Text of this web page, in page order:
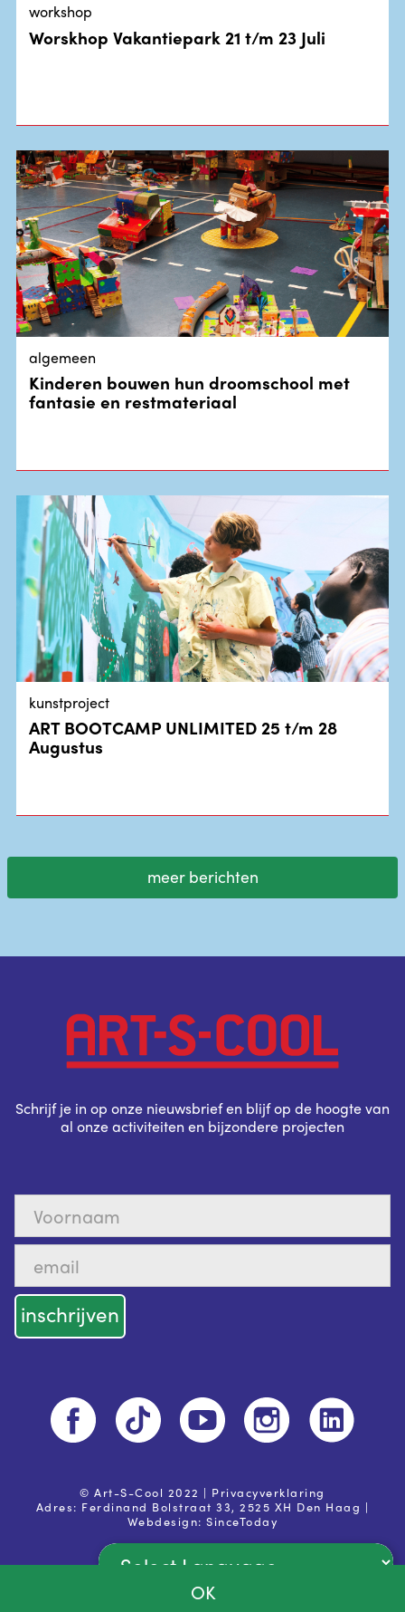
privacy voorwaarden
OK
workshop
Worskhop Vakantiepark 21 t/m 23 Juli
algemeen
Kinderen bouwen hun droomschool met
fantasie en restmateriaal
kunstproject
ART BOOTCAMP UNLIMITED 25 t/m 28
Augustus
meer berichten
Schrijf je in op onze nieuwsbrief en blijf op de hoogte van
al onze activiteiten en bijzondere projecten
© Art-S-Cool 2022 | Privacyverklaring
Adres: Ferdinand Bolstraat 33, 2525 XH Den Haag |
Webdesign:SinceToday